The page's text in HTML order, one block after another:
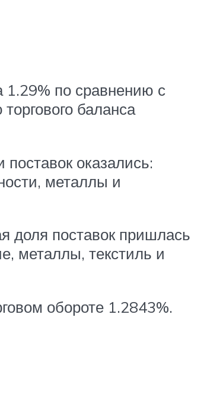
1.29% по сравнению с
баланса
оказались:
металлы и
доля поставок пришлась
металлы, текстиль и
обороте 1.2843%.